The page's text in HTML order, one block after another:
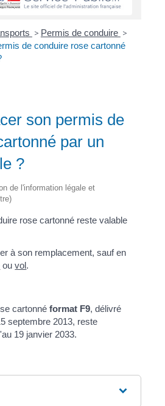
> Permis de conduire >
de conduire rose cartonné
son permis de
par un
?
de l'information légale et
rose cartonné reste valable
à son remplacement, sauf en
ouvol.
cartonné format F9, délivré
septembre 2013, reste
19 janvier 2033.